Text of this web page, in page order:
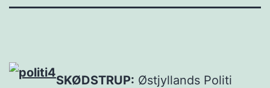
SKØDSTRUP: Østjyllands Politi